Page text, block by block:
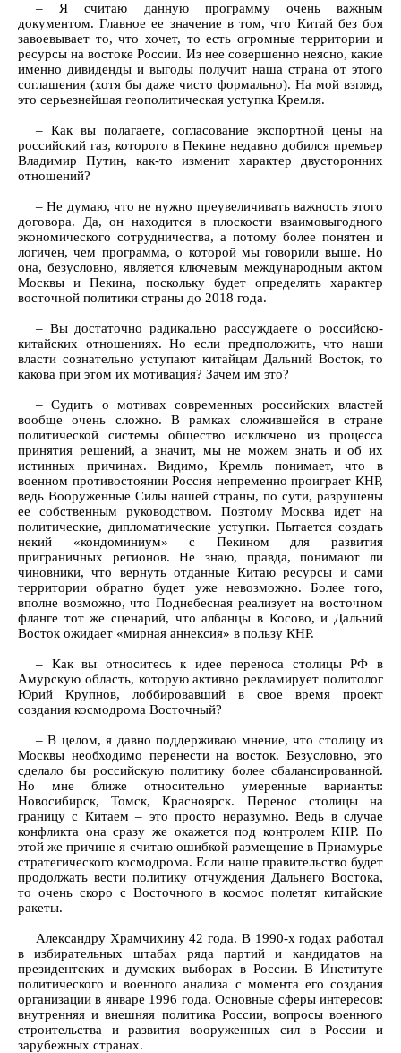
– Я считаю данную программу очень важным
документом. Главное ее значение в том, что Китай без боя
завоевывает то, что хочет, то есть огромные территории и
ресурсы на востоке России. Из нее совершенно неясно, какие
именно дивиденды и выгоды получит наша страна от этого
соглашения (хотя бы даже чисто формально). На мой взгляд,
это серьезнейшая геополитическая уступка Кремля.
– Как вы полагаете, согласование экспортной цены на
российский газ, которого в Пекине недавно добился премьер
Владимир Путин, как-то изменит характер двусторонних
отношений?
– Не думаю, что не нужно преувеличивать важность этого
договора. Да, он находится в плоскости взаимовыгодного
экономического сотрудничества, а потому более понятен и
логичен, чем программа, о которой мы говорили выше. Но
она, безусловно, является ключевым международным актом
Москвы и Пекина, поскольку будет определять характер
восточной политики страны до 2018 года.
– Вы достаточно радикально рассуждаете о российско-
китайских отношениях. Но если предположить, что наши
власти сознательно уступают китайцам Дальний Восток, то
какова при этом их мотивация? Зачем им это?
– Судить о мотивах современных российских властей
вообще очень сложно. В рамках сложившейся в стране
политической системы общество исключено из процесса
принятия решений, а значит, мы не можем знать и об их
истинных причинах. Видимо, Кремль понимает, что в
военном противостоянии Россия непременно проиграет КНР,
ведь Вооруженные Силы нашей страны, по сути, разрушены
ее собственным руководством. Поэтому Москва идет на
политические, дипломатические уступки. Пытается создать
некий «кондоминиум» с Пекином для развития
приграничных регионов. Не знаю, правда, понимают ли
чиновники, что вернуть отданные Китаю ресурсы и сами
территории обратно будет уже невозможно. Более того,
вполне возможно, что Поднебесная реализует на восточном
фланге тот же сценарий, что албанцы в Косово, и Дальний
Восток ожидает «мирная аннексия» в пользу КНР.
– Как вы относитесь к идее переноса столицы РФ в
Амурскую область, которую активно рекламирует политолог
Юрий Крупнов, лоббировавший в свое время проект
создания космодрома Восточный?
– В целом, я давно поддерживаю мнение, что столицу из
Москвы необходимо перенести на восток. Безусловно, это
сделало бы российскую политику более сбалансированной.
Но мне ближе относительно умеренные варианты:
Новосибирск, Томск, Красноярск. Перенос столицы на
границу с Китаем – это просто неразумно. Ведь в случае
конфликта она сразу же окажется под контролем КНР. По
этой же причине я считаю ошибкой размещение в Приамурье
стратегического космодрома. Если наше правительство будет
продолжать вести политику отчуждения Дальнего Востока,
то очень скоро с Восточного в космос полетят китайские
ракеты.
Александру Храмчихину 42 года. В 1990-х годах работал
в избирательных штабах ряда партий и кандидатов на
президентских и думских выборах в России. В Институте
политического и военного анализа с момента его создания
организации в январе 1996 года. Основные сферы интересов:
внутренняя и внешняя политика России, вопросы военного
строительства и развития вооруженных сил в России и
зарубежных странах.